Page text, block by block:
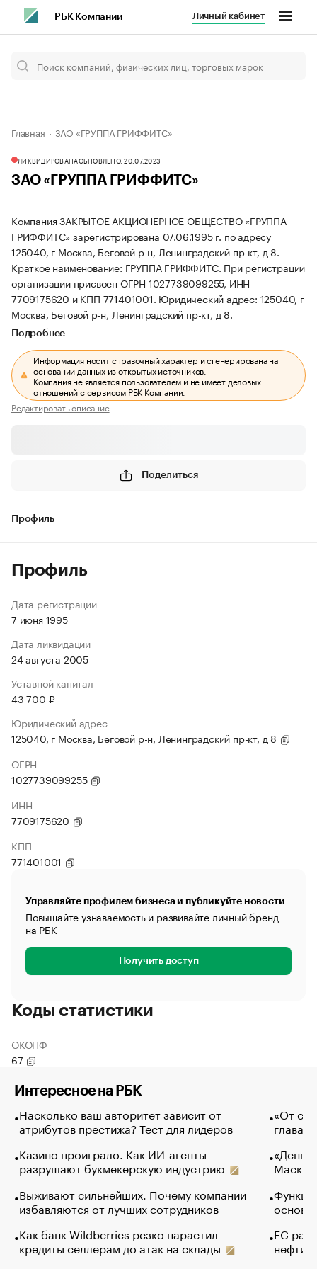
РБК Компании Личный кабинет
Главная ЗАО «ГРУППА ГРИФФИТС»
ЛИКВИДИРОВАНАОБНОВЛЕНО, 20.07.2023
ЗАО «ГРУППА ГРИФФИТС»
Компания ЗАКРЫТОЕ АКЦИОНЕРНОЕ ОБЩЕСТВО «ГРУППА
ГРИФФИТС» зарегистрирована 07.06.1995 г. по адресу
125040, г Москва, Беговой р-н, Ленинградский пр-кт, д 8.
Краткое наименование: ГРУППА ГРИФФИТС. При регистрации
организации присвоен ОГРН 1027739099255, ИНН
7709175620 и КПП 771401001. Юридический адрес: 125040, г
Москва, Беговой р-н, Ленинградский пр-кт, д 8.
Подробнее
Информация носит справочный характер и сгенерирована на
основании данных из открытых источников.
Компания не является пользователем и не имеет деловых
отношений с сервисом РБК Компании.
Редактировать описание
Поделиться
Профиль
Профиль
Дата регистрации
7 июня 1995
Дата ликвидации
24 августа 2005
Уставной капитал
43 700 ₽
Юридический адрес
125040, г Москва, Беговой р-н, Ленинградский пр-кт, д 8
ОГРН
1027739099255
ИНН
7709175620
КПП
771401001
Управляйте профилем бизнеса и публикуйте новости
Повышайте узнаваемость и развивайте личный бренд
на РБК
Получить доступ
Коды статистики
ОКОПФ
67
Интересное на РБК
Насколько ваш авторитет зависит от
атрибутов престижа? Тест для лидеров
Казино проиграло. Как ИИ-агенты
разрушают букмекерскую индустрию
Выживают сильнейших. Почему компании
избавляются от лучших сотрудников
Как банк Wildberries резко нарастил
кредиты селлерам до атак на склады
«От
глава
Маск в
основ
ЕС
нефти